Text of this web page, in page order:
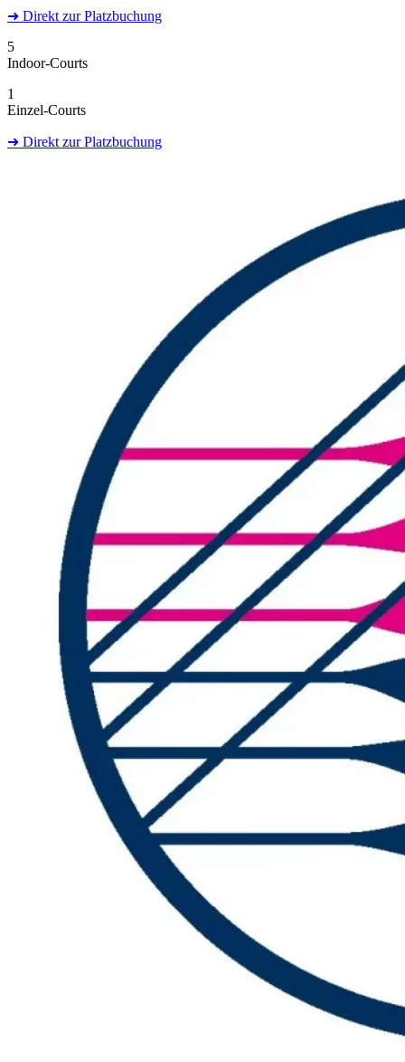
➜ Direkt zur Platzbuchung
5
Indoor-Courts
1
Einzel-Courts
➜ Direkt zur Platzbuchung